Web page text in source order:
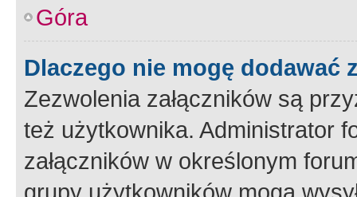
Góra
Dlaczego nie mogę dodawać
Zezwolenia załączników są
też użytkownika. Administrator
załączników w określonym